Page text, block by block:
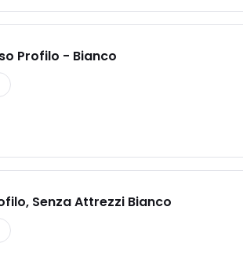
Profilo - Bianco
WT
Senza Attrezzi Bianco